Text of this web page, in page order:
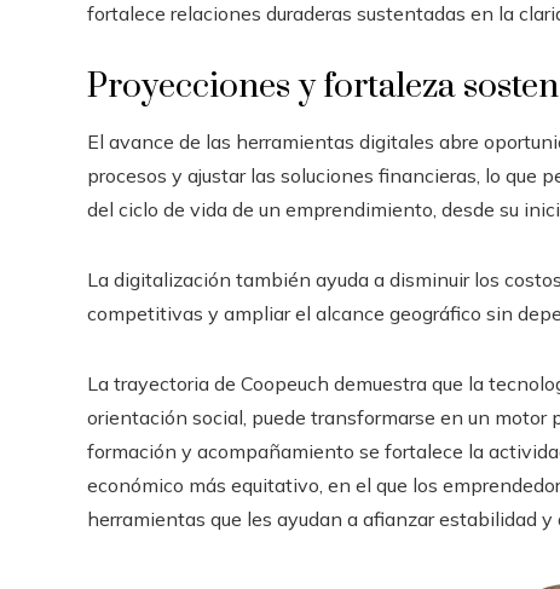
fortalece relaciones duraderas sustentadas en la
Proyecciones y fortaleza
El avance de las herramientas digitales abre
procesos y ajustar las soluciones financieras, lo que
del ciclo de vida de un emprendimiento, desde su
La digitalización también ayuda a disminuir los
competitivas y ampliar el alcance geográfico sin
La trayectoria de Coopeuch demuestra que la
orientación social, puede transformarse en un motor
formación y acompañamiento se fortalece la
económico más equitativo, en el que los
herramientas que les ayudan a afianzar estabilidad